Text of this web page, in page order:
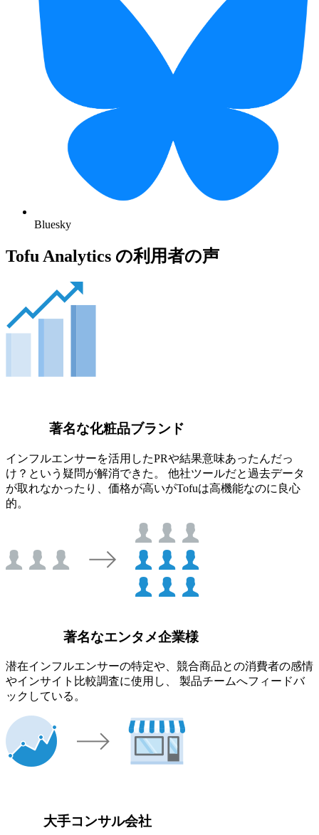
Bluesky
Tofu Analytics の利用者の声
著名な化粧品ブランド
インフルエンサーを活用したPRや結果意味あったんだっ
け？という疑問が解消できた。 他社ツールだと過去データ
が取れなかったり、価格が高いがTofuは高機能なのに良心
的。
著名なエンタメ企業様
潜在インフルエンサーの特定や、競合商品との消費者の感情
やインサイト比較調査に使用し、 製品チームへフィードバ
ックしている。
大手コンサル会社